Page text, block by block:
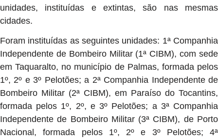
unidades, instituídas e extintas, são nas mesmas
cidades.
Foram instituídas as seguintes unidades: 1ª Companhia
Independente de Bombeiro Militar (1ª CIBM), com sede
em Taquaralto, no município de Palmas, formada pelos
1º, 2º e 3º Pelotões; a 2ª Companhia Independente de
Bombeiro Militar (2ª CIBM), em Paraíso do Tocantins,
formada pelos 1º, 2º, e 3º Pelotões; a 3ª Companhia
Independente de Bombeiro Militar (3ª CIBM), de Porto
Nacional, formada pelos 1º, 2º e 3º Pelotões; 4ª